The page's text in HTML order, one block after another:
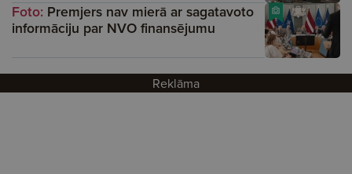
Foto: Premjers nav mierā ar sagatavoto
informāciju par NVO finansējumu
Reklāma